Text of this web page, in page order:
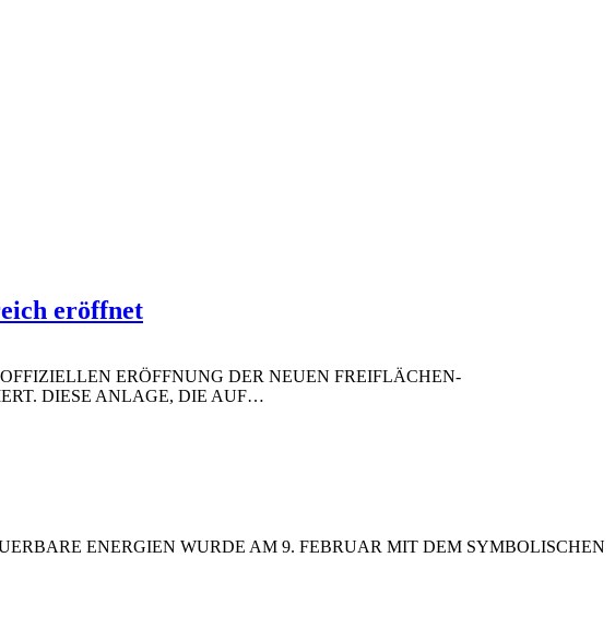
eröffnet
ERÖFFNUNG DER NEUEN FREIFLÄCHEN-
DIESE ANLAGE, DIE AUF…
ENERGIEN WURDE AM 9. FEBRUAR MIT DEM SYMBOLISCHEN